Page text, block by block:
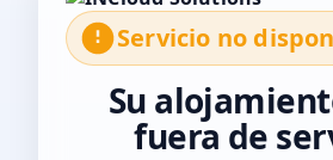
Servicio no
Su
fuera de